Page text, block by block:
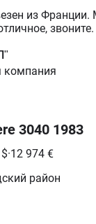
из
звоните.
компания
3040 1983
$·12 974 €
район